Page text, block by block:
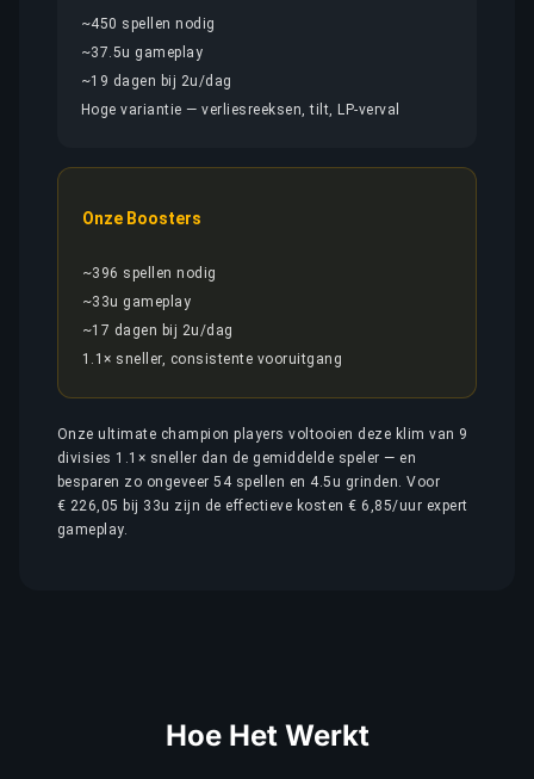
~450 spellen nodig
~37.5u gameplay
~19 dagen bij 2u/dag
Hoge variantie — verliesreeksen, tilt, LP-verval
Onze Boosters
~396 spellen nodig
~33u gameplay
~17 dagen bij 2u/dag
1.1× sneller, consistente vooruitgang
Onze ultimate champion players voltooien deze klim van 9
divisies 1.1× sneller dan de gemiddelde speler — en
besparen zo ongeveer 54 spellen en 4.5u grinden. Voor
€ 226,05 bij 33u zijn de effectieve kosten € 6,85/uur expert
gameplay.
Hoe Het Werkt